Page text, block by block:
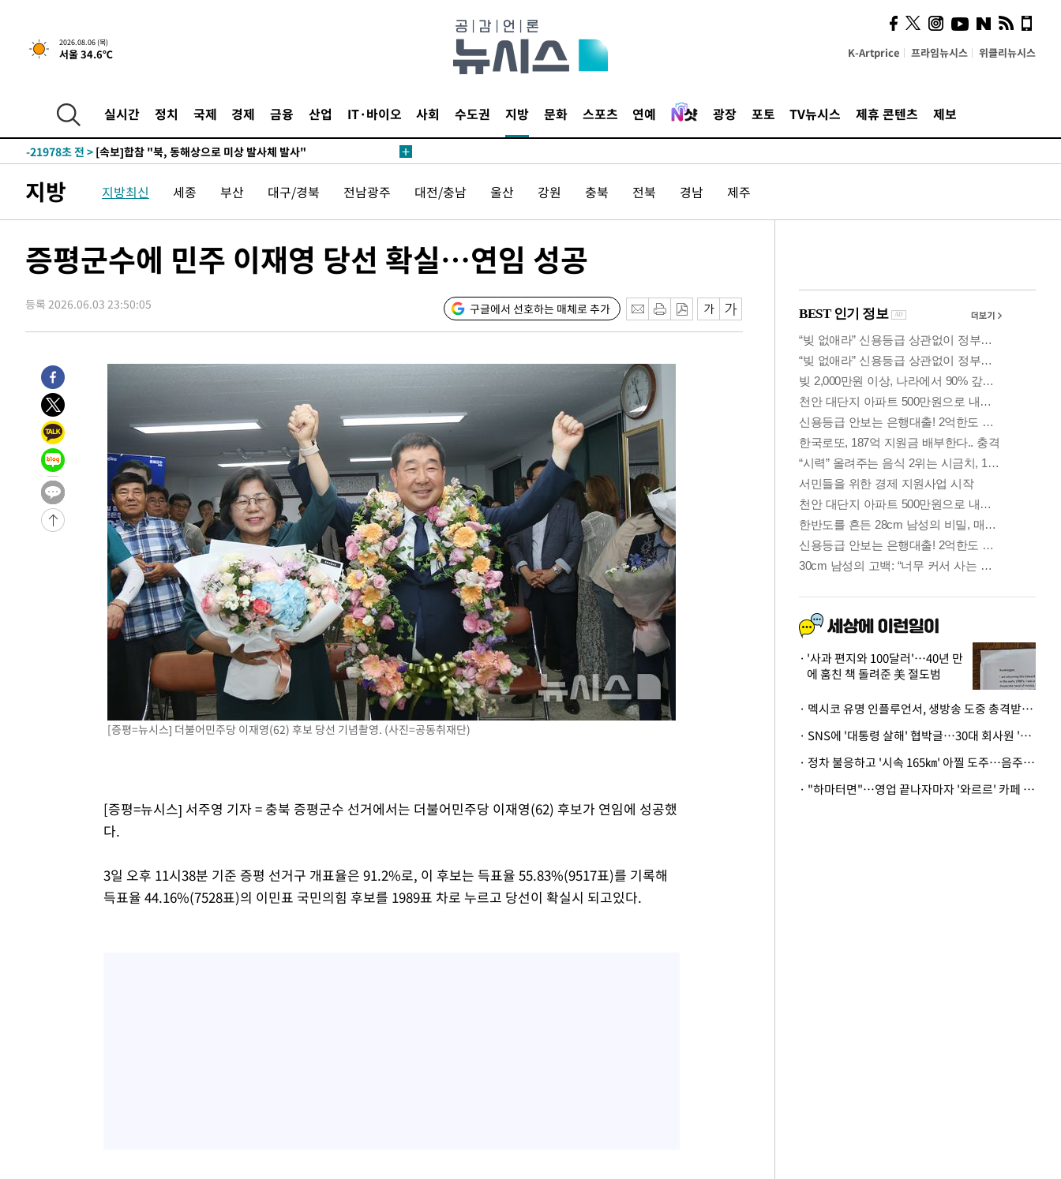
2026.08.06 (목)
서울 34.6℃ K-Artprice 프라임뉴시스 위클리뉴시스
실시간 정치 국제 경제 금융 산업 IT·바이오 사회 수도권 지방 문화 스포츠 연예 광장 포토 TV뉴시스 제휴 콘텐츠 제보
30분 전 >[속보]경찰, '홍명보 선임 논란' 대한축구협회·축구회관 등 압수수색
-24142초 전 >
日방위성, 北이 동해로 쏜 발사체는 탄도미사일 가능성
-22572초 전 >
-21978초 전 > [속보]합참 "북, 동해상으로 미상 발사체 발사"
-21333초 전 >
[속보]7~9일 프로야구 3연전도 폭염 취소…11일 재개
-20995초 전 >"韓 외환시장 개입 관측 배경엔 美의 대한국 무역적자 있어"
-20662초 전 >서울 낮 37.9도, 올여름 최고치 경신…영등포 순간 '40도'
-16319초 전 >[속보]코스닥, 800p 회복…0.26% 오른 801.67 마감
-16249초 전 >[속보]코스피, 301.88포인트(4.58%) 내린 6296.38 마감
-13713초 전 >
"여기 떨어졌다"…다누리, 스페이스X 로켓 달 충돌 흔적 포착
-10758초 전 >
손흥민, 5경기 연속골 실패…LAFC는 승부차기 끝 과달라하라 격파
-3359초 전 >
내일까지 39도 '펄펄'…기상청 "태풍 지나며 폭염 잠시 꺾인다"
-2996초 전 >
트럼프, 한국계 진보 주지사 후보 맹공…"공산주의가 최대 위협"
-2974초 전 >
"美간섭에 합의 지연"…트럼프, '이란 호르무즈 통제권' 수용할까
8분 전 > [속보]산업장관 "李정부, 원전 반대 안해…안정 전력 위해 불가피"
30분 전 >
[속보]경찰, '홍명보 선임 논란' 대한축구협회·축구회관 등 압수수색
-24394초 전 >
[속보]합참 "北 발사체는 단거리탄도미사일…감시·경계태세 강
日방위성, 北이 동해로 쏜 발사체는 탄도미사일 가능성
[속보] SKT, 에이닷 서비스 장애 발생…"원인 파악 중"
[속보]합참 "북, 동해상으로 미상 발사체 발사"
'낮 최고 39도' 불볕더위…한밤 열대야도 계속[내일날씨]
[속보]7~9일 프로야구 3연전도 폭염 취소…11일 재개
"韓 외환시장 개입 관측 배경엔 美의 대한국 무역적자 있어"
'월드컵 탈락 후폭풍' 축구협회…초유의 압수수색에 '충격·당황'
서울 낮 37.9도, 올여름 최고치 경신…영등포 순간 '40도'
[속보]종합특검, 대검 추가 압수수색…내란 중요임무종사 혐의
"여기 떨어졌다"…다누리, 스페이스X 로켓 달 충돌 흔적 포착
손흥민, 5경기 연속골 실패…LAFC는 승부차기 끝 과달라하라 격파
트럼프, 한국계 진보 주지사 후보 맹공…"공산주의가 최대 위협"
"美간섭에 합의 지연"…트럼프, '이란 호르무즈 통제권' 수용할까
지방 지방최신 세종 부산 대구/경북 전남광주 대전/충남 울산 강원 충북 전북 경남 제주
증평군수에 민주 이재영 당선 확실…연임 성공
등록 2026.06.03 23:50:05 구글에서 선호하는 매체로 추가
[증평=뉴시스] 더불어민주당 이재영(62) 후보 당선 기념촬영. (사진=공동취재단)
[증평=뉴시스] 서주영 기자 = 충북 증평군수 선거에서는 더불어민주당 이재영(62) 후보가 연임에 성공했
다.
3일 오후 11시38분 기준 증평 선거구 개표율은 91.2%로, 이 후보는 득표율 55.83%(9517표)를 기록해
득표율 44.16%(7528표)의 이민표 국민의힘 후보를 1989표 차로 누르고 당선이 확실시 되고있다.
의견, 국토부·LH에 충실히
전달할 것"
'사과 편지와 100달러'…40년 만
에 훔친 책 돌려준 美 절도범
· 멕시코 유명 인플루언서, 생방송 도중 총격받아 사망
· SNS에 '대통령 살해' 협박글…30대 회사원 '불구속 송치'
· 정차 불응하고 '시속 165㎞' 아찔 도주…음주운전자 체포
· "하마터면"…영업 끝나자마자 '와르르' 카페 테라스 덮친 대리석 외벽